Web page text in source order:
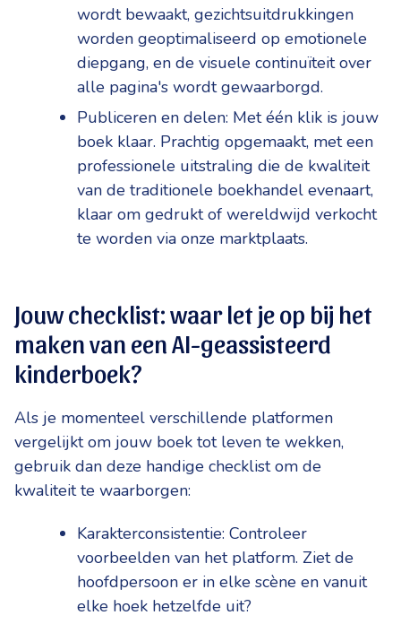
wordt bewaakt, gezichtsuitdrukkingen
worden geoptimaliseerd op emotionele
diepgang, en de visuele continuïteit over
alle pagina's wordt gewaarborgd.
Publiceren en delen: Met één klik is jouw
boek klaar. Prachtig opgemaakt, met een
professionele uitstraling die de kwaliteit
van de traditionele boekhandel evenaart,
klaar om gedrukt of wereldwijd verkocht
te worden via onze marktplaats.
Jouw checklist: waar let je op bij het
maken van een AI-geassisteerd
kinderboek?
Als je momenteel verschillende platformen
vergelijkt om jouw boek tot leven te wekken,
gebruik dan deze handige checklist om de
kwaliteit te waarborgen:
Karakterconsistentie: Controleer
voorbeelden van het platform. Ziet de
hoofdpersoon er in elke scène en vanuit
elke hoek hetzelfde uit?